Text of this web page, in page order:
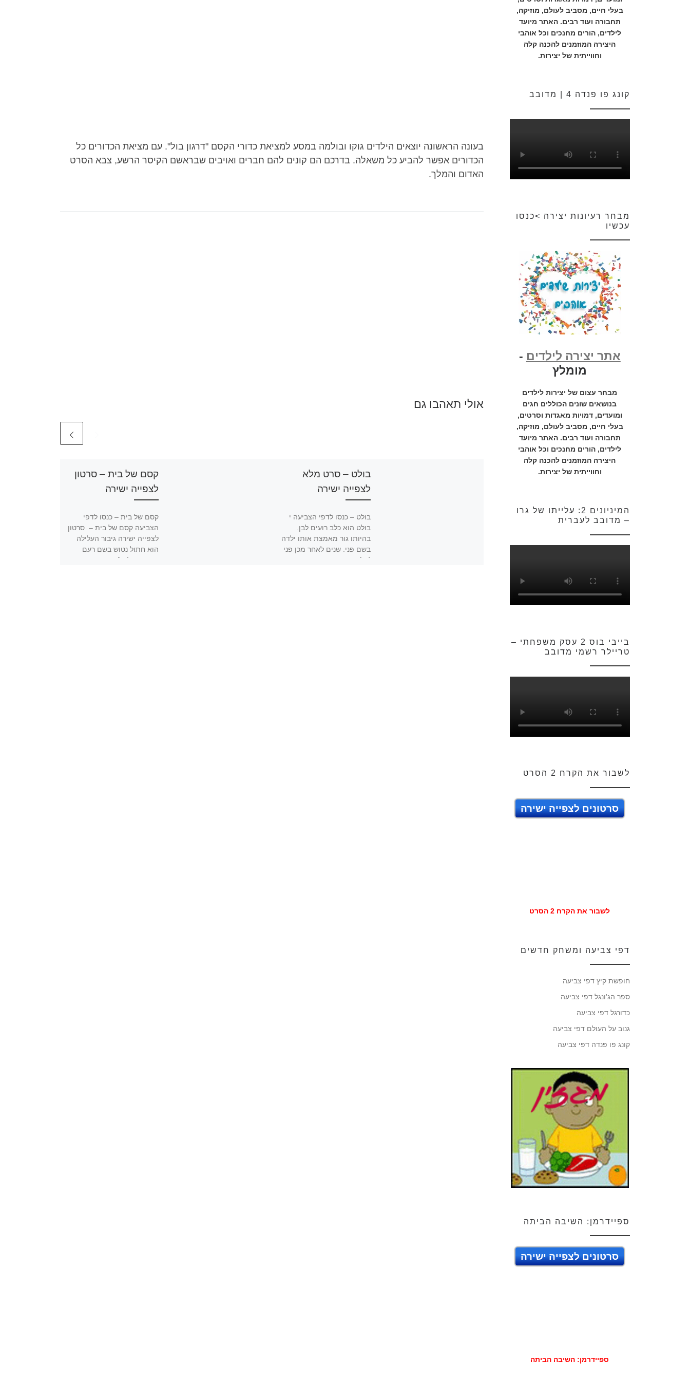
בעונה הראשונה יוצאים הילדים גוקו ובולמה במסע למציאת כדורי הקסם "דרגון בול". עם מציאת הכדורים כל
הכדורים אפשר להביע כל משאלה. בדרכם הם קונים להם חברים ואויבים שבראשם הקיסר הרשע, צבא הסרט
האדום והמלך.
אולי תאהבו גם
בולט – סרט מלא
לצפייה ישירה
בולט – כנסו לדפי הצביעה י
בולט הוא כלב רועים לבן.
בהיותו גור מאמצת אותו ילדה
בשם פני. שנים לאחר מכן פני
[…]
קסם של בית – סרטון
לצפייה ישירה
קסם של בית – כנסו לדפי
הצביעה קסם של בית – סרטון
לצפייה ישירה גיבור העלילה
הוא חתול נטוש בשם רעם
שישתמש […]
בעלי חיים, מסביב לעולם, מוזיקה,
תחבורה ועוד רבים. האתר מיועד
לילדים, הורים מחנכים וכל אוהבי
היצירה המוזמנים להכנה קלה
וחווייתית של יצירות.
קונג פו פנדה 4 | מדובב
מבחר רעיונות יצירה >כנסו
עכשיו
אתר יצירה לילדים -
מומלץ
מבחר עצום של יצירות לילדים
בנושאים שונים הכוללים חגים
ומועדים, דמויות מאגדות וסרטים,
בעלי חיים, מסביב לעולם, מוזיקה,
תחבורה ועוד רבים. האתר מיועד
לילדים, הורים מחנכים וכל אוהבי
היצירה המוזמנים להכנה קלה
וחווייתית של יצירות.
המיניונים 2: עלייתו של גרו
– מדובב לעברית
בייבי בוס 2 עסק משפחתי –
טריילר רשמי מדובב
לשבור את הקרח 2 הסרט
סרטונים לצפייה ישירה
לשבור את הקרח 2 הסרט
דפי צביעה ומשחק חדשים
חופשת קיץ דפי צביעה
ספר הג'ונגל דפי צביעה
כדורגל דפי צביעה
גנוב על העולם דפי צביעה
קונג פו פנדה דפי צביעה
ספיידרמן: השיבה הביתה
סרטונים לצפייה ישירה
ספיידרמן: השיבה הביתה